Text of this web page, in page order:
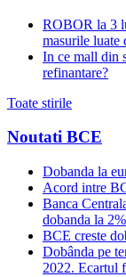
ROBOR la 3
masurile luate
In ce mall din
refinantare?
Toate stirile
Noutati BCE
Dobanda la
Acord intre
Banca
dobanda la 2%
BCE creste
Dobânda pe
2022. Ecartul